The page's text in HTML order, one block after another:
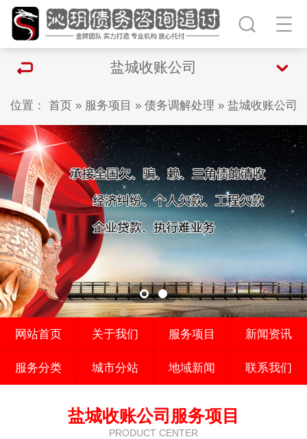
盐城收账公司
位置： 首页» 服务项目 » 债务调解处理 » 盐城收账公司
网站首页 关于我们 服务项目 新闻资讯
服务分类 城市分站 地域新闻 联系我们
盐城收账公司服务项目
PRODUCT CENTER